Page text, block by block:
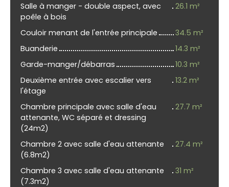
Salle à manger - double aspect, avec
poêle à bois
26.1 m²
Couloir menant de l'entrée principale
34.5 m²
Buanderie
14.3 m²
Garde-manger/débarras
10.3 m²
Deuxième entrée avec escalier vers
l'étage
13.2 m²
Chambre principale avec salle d'eau
attenante, WC séparé et dressing
(24m2)
27.7 m²
Chambre 2 avec salle d'eau attenante
(6.8m2)
27.4 m²
Chambre 3 avec salle d'eau attenante
(7.3m2)
31 m²